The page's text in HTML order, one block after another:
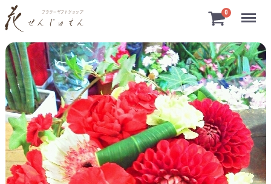
0 Menu